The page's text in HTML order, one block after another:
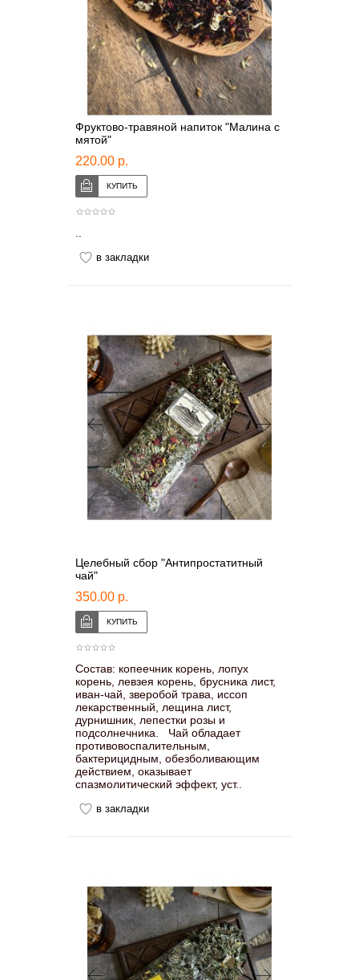
Фруктово-травяной напиток "Малина с
мятой"
220.00 р.
..
в закладки
Целебный сбор "Антипростатитный
чай"
350.00 р.
Состав: копеечник корень, лопух
корень, левзея корень, брусника лист,
иван-чай, зверобой трава, иссоп
лекарственный, лещина лист,
дурнишник, лепестки розы и
подсолнечника. Чай обладает
противовоспалительным,
бактерицидным, обезболивающим
действием, оказывает
спазмолитический эффект, уст..
в закладки